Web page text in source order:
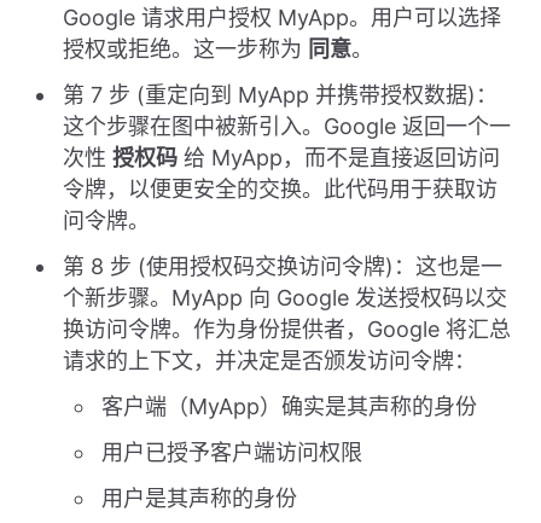
Google 请求用户授权 MyApp。用户可以选择
授权或拒绝。这一步称为 同意。
第 7 步 (重定向到 MyApp 并携带授权数据)：
这个步骤在图中被新引入。Google 返回一个一
次性 授权码 给 MyApp，而不是直接返回访问
令牌，以便更安全的交换。此代码用于获取访
问令牌。
第 8 步 (使用授权码交换访问令牌)：这也是一
个新步骤。MyApp 向 Google 发送授权码以交
换访问令牌。作为身份提供者，Google 将汇总
请求的上下文，并决定是否颁发访问令牌：
客户端（MyApp）确实是其声称的身份
用户已授予客户端访问权限
用户是其声称的身份